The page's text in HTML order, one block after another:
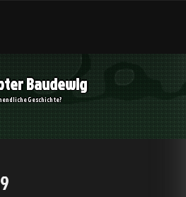
Baudewig
Geschichte?